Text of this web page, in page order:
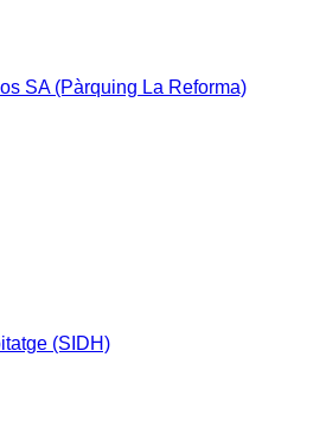
SA (Pàrquing La Reforma)
(SIDH)